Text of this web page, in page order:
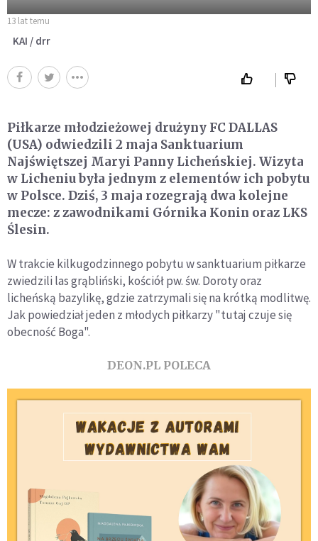
13 lat temu
KAI / drr
Piłkarze młodzieżowej drużyny FC DALLAS
(USA) odwiedzili 2 maja Sanktuarium
Najświętszej Maryi Panny Licheńskiej. Wizyta
w Licheniu była jednym z elementów ich pobytu
w Polsce. Dziś, 3 maja rozegrają dwa kolejne
mecze: z zawodnikami Górnika Konin oraz LKS
Ślesin.
W trakcie kilkugodzinnego pobytu w sanktuarium piłkarze
zwiedzili las grąbliński, kościół pw. św. Doroty oraz
licheńską bazylikę, gdzie zatrzymali się na krótką modlitwę.
Jak powiedział jeden z młodych piłkarzy "tutaj czuje się
obecność Boga".
DEON.PL POLECA